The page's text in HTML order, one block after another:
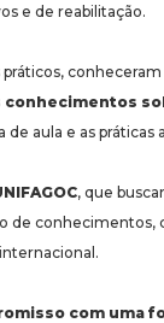
e de reabilitação.
conhecimentos
aula e as práticas
, que
conhecimentos,
com uma